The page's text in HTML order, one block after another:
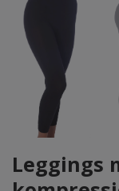
Leggings